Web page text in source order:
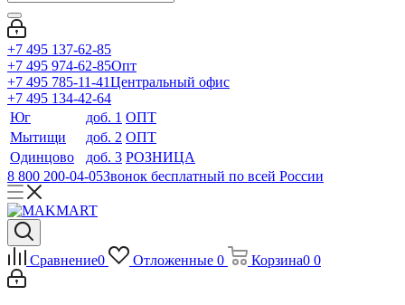
+7 495 137-62-85
+7 495 974-62-85Опт
+7 495 785-11-41Центральный офис
+7 495 134-42-64
Юг
доб. 1 ОПТ
Мытищи
доб. 2 ОПТ
Одинцово
доб. 3 РОЗНИЦА
8 800 200-04-05Звонок бесплатный по всей России
Сравнение0 Отложенные 0 Корзина0 0